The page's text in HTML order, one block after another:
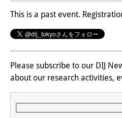
OPAC
板東コレクション
日本の大学所蔵
Join us!
This is a past event.
Please subscribe to our DIJ
about our research activities,